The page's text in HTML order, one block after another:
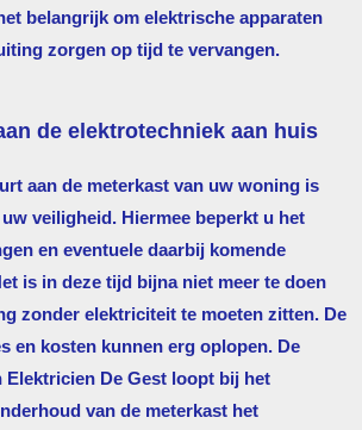
belangrijk om elektrische apparaten
zorgen op tijd te vervangen.
de elektrotechniek aan huis
aan de meterkast van uw woning is
veiligheid. Hiermee beperkt u het
en eventuele daarbij komende
is in deze tijd bijna niet meer te doen
zonder elektriciteit te moeten zitten. De
en kosten kunnen erg oplopen. De
Elektricien De Gest loopt bij het
van de meterkast het